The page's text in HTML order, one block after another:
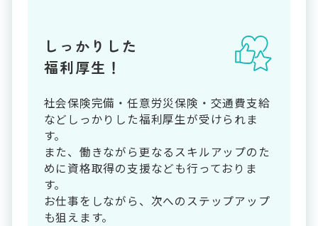
しっかりした
福利厚生！
社会保険完備・任意労災保険・交通費支給
などしっかりした福利厚生が受けられま
す。
また、働きながら更なるスキルアップのた
めに資格取得の支援なども行っておりま
す。
お仕事をしながら、次へのステップアップ
も狙えます。